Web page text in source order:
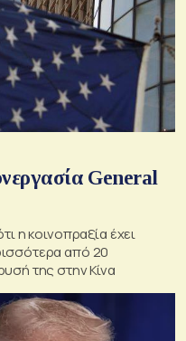
General
η κοινοπραξία έχει
από 20
της στην Κίνα